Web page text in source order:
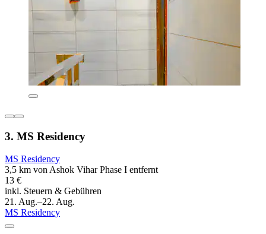
3. MS Residency
MS Residency
3,5 km von Ashok Vihar Phase I entfernt
13 €
inkl. Steuern & Gebühren
21. Aug.–22. Aug.
MS Residency